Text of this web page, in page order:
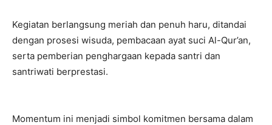
Kegiatan berlangsung meriah dan penuh haru, ditandai
dengan prosesi wisuda, pembacaan ayat suci Al-Qur’an,
serta pemberian penghargaan kepada santri dan
santriwati berprestasi.
Momentum ini menjadi simbol komitmen bersama dalam